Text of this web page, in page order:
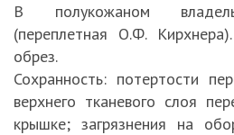
В полукожаном
(переплетная О.Ф.
обрез.
Сохранность: потертости
верхнего тканевого слоя
крышке; загрязнения на